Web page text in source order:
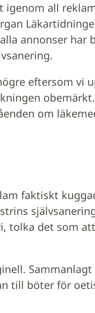
igenom all
annonser har
eftersom vi
om
faktiskt
tolka det som
till böter för